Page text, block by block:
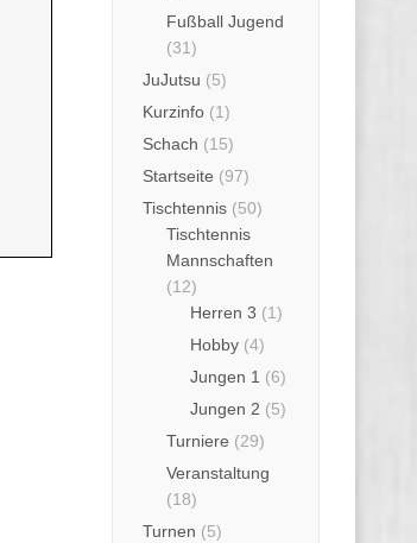
Fußball Jugend
(31)
JuJutsu (5)
Kurzinfo (1)
Schach (15)
Startseite (97)
Tischtennis (50)
Tischtennis
Mannschaften
(12)
Herren 3 (1)
Hobby (4)
Jungen 1 (6)
Jungen 2 (5)
Turniere (29)
Veranstaltung
(18)
Turnen (5)